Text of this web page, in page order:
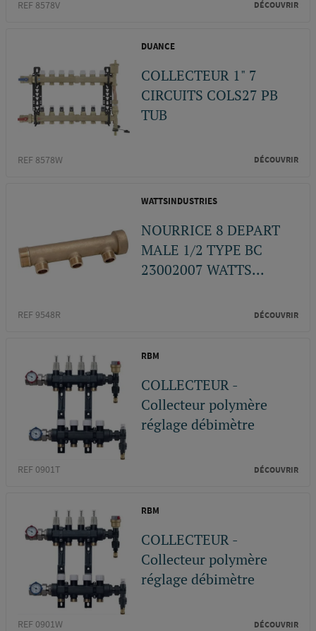
REF 8578V DÉCOUVRIR
DUANCE
COLLECTEUR 1" 7
CIRCUITS COLS27 PB
TUB
REF 8578W DÉCOUVRIR
WATTSINDUSTRIES
NOURRICE 8 DEPART
MALE 1/2 TYPE BC
23002007 WATTS...
REF 9548R DÉCOUVRIR
RBM
COLLECTEUR -
Collecteur polymère
réglage débimètre
REF 0901T DÉCOUVRIR
RBM
COLLECTEUR -
Collecteur polymère
réglage débimètre
REF 0901W DÉCOUVRIR